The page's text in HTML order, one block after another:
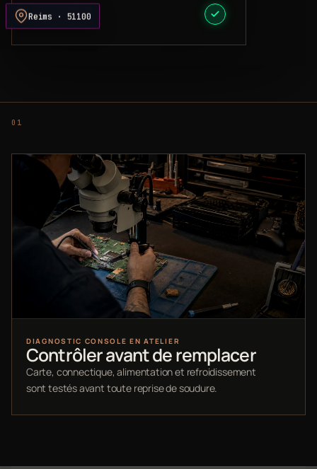
DEVIS PRÊT
Reims · 51100
DIAGNOSTIC CONSOLE EN ATELIER
Contrôler avant de remplacer
Carte, connectique, alimentation et refroidissement
sont testés avant toute reprise de soudure.